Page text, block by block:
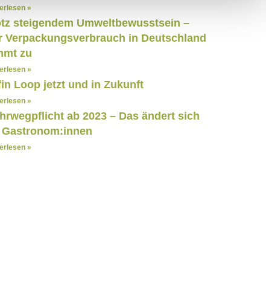
»
steigen­dem Umwelt­be­wusst­sein –
Verpackungs­ver­brauch in Deutsch­land
zu
»
Loop jetzt und in Zukunft
»
ab 2023 – Das ändert sich
»